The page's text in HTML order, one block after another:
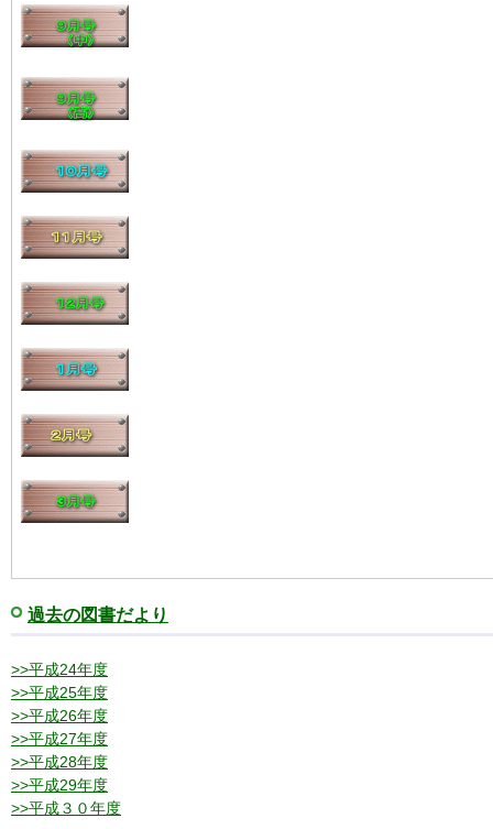
過去の図書だより
>>平成24年度
>>平成25年度
>>平成26年度
>>平成27年度
>>平成28年度
>>平成29年度
>>平成３０年度